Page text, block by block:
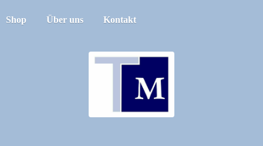
Shop Über uns Kontakt